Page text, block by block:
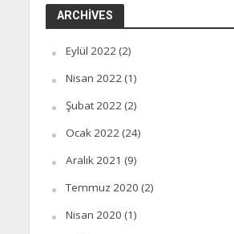
ARCHIVES
Eylül 2022(2)
Nisan 2022(1)
Şubat 2022(2)
Ocak 2022(24)
Aralık 2021 (9)
Temmuz 2020 (2)
Nisan 2020 (1)